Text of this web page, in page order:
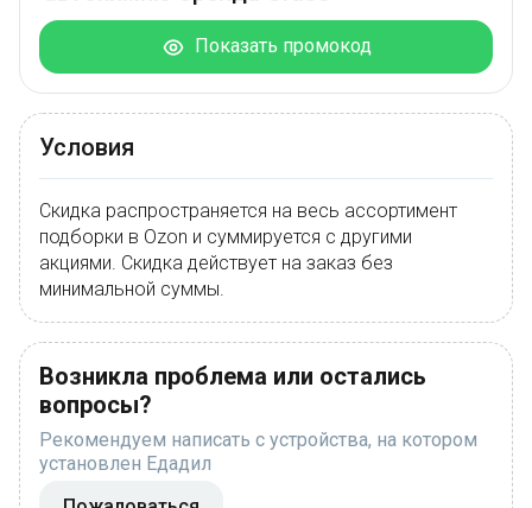
Показать промокод
Условия
Скидка распространяется на весь ассортимент
подборки в Ozon и суммируется с другими
акциями. Скидка действует на заказ без
минимальной суммы.
Возникла проблема или остались
вопросы?
Рекомендуем написать с устройства, на котором
установлен Едадил